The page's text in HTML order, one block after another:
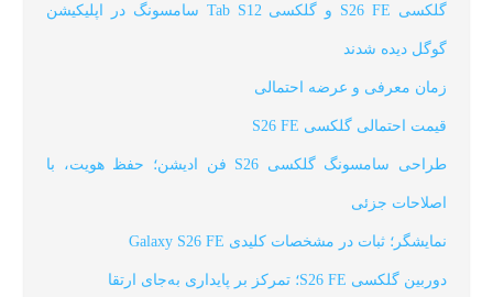
گلکسی S26 FE و گلکسی Tab S12 سامسونگ در اپلیکیشن
گوگل دیده شدند
زمان معرفی و عرضه احتمالی
قیمت احتمالی گلکسی S26 FE
طراحی سامسونگ گلکسی S26 فن ادیشن؛ حفظ هویت، با
اصلاحات جزئی
نمایشگر؛ ثبات در مشخصات کلیدی Galaxy S26 FE
دوربین گلکسی S26 FE؛ تمرکز بر پایداری به‌جای ارتقا